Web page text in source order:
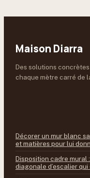
Maison Diarra
Des solutions
chaque mètre carré de
Décorer un mur blanc
et matières pour lui
Disposition cadre mural
diagonale d’escalier